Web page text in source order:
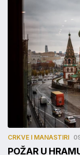
CRKVE I MANASTIRI
POŽAR U